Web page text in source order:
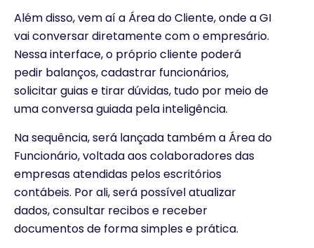
Além disso, vem aí a Área do Cliente, onde a GI
vai conversar diretamente com o empresário.
Nessa interface, o próprio cliente poderá
pedir balanços, cadastrar funcionários,
solicitar guias e tirar dúvidas, tudo por meio de
uma conversa guiada pela inteligência.
Na sequência, será lançada também a Área do
Funcionário, voltada aos colaboradores das
empresas atendidas pelos escritórios
contábeis. Por ali, será possível atualizar
dados, consultar recibos e receber
documentos de forma simples e prática.